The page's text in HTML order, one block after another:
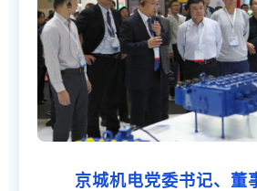
京城机电党委书记、董